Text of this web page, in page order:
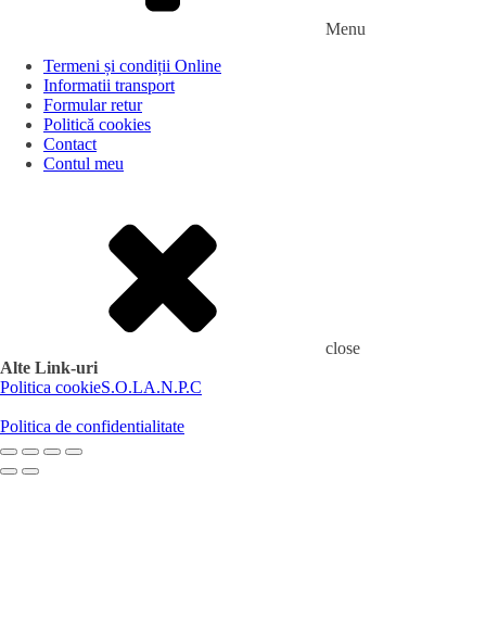
Menu
Termeni și condiții Online
Informatii transport
Formular retur
Politică cookies
Contact
Contul meu
close
Alte Link-uri
Politica cookieS.O.LA.N.P.C
Politica de confidentialitate